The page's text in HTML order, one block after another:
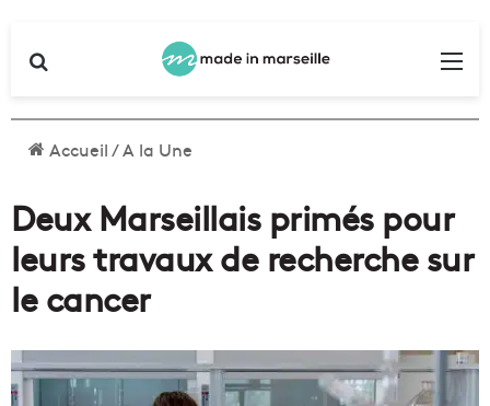
Accueil/A la Une
Deux Marseillais primés pour
leurs travaux de recherche sur
le cancer